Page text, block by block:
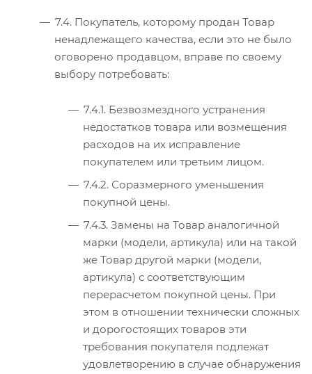
7.4. Покупатель, которому продан Товар
ненадлежащего качества, если это не было
оговорено продавцом, вправе по своему
выбору потребовать:
7.4.1. Безвозмездного устранения
недостатков товара или возмещения
расходов на их исправление
покупателем или третьим лицом.
7.4.2. Соразмерного уменьшения
покупной цены.
7.4.3. Замены на Товар аналогичной
марки (модели, артикула) или на такой
же Товар другой марки (модели,
артикула) с соответствующим
перерасчетом покупной цены. При
этом в отношении технически сложных
и дорогостоящих товаров эти
требования покупателя подлежат
удовлетворению в случае обнаружения